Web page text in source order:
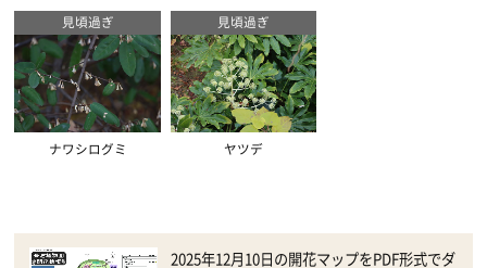
見頃過ぎ
ナワシログミ
見頃過ぎ
ヤツデ
2025年12月10日の開花マップをPDF形式でダ